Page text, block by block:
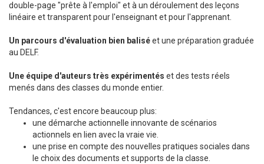
double-page "prête à l'emploi" et à un déroulement des leçons
linéaire et transparent pour l'enseignant et pour l'apprenant.
Un parcours d'évaluation bien baliséet une préparation graduée
au DELF.
Une équipe d'auteurs très expérimentés et des tests réels
menés dans des classes du monde entier.
Tendances, c'est encore beaucoup plus:
une démarche actionnelle innovante de scénarios
actionnels en lien avec la vraie vie.
une prise en compte des nouvelles pratiques sociales dans
le choix des documents et supports de la classe.